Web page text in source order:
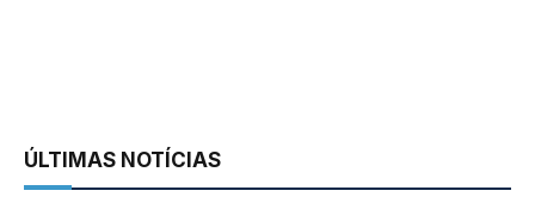
ÚLTIMAS NOTÍCIAS